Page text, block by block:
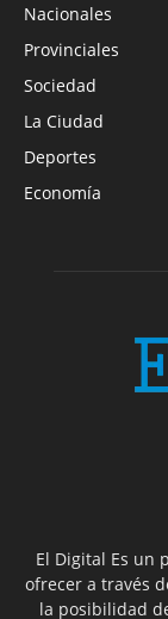
Nacionales
Provinciales
Sociedad
La Ciudad
Deportes
Economía
El Digital Es un
ofrecer a través
la posibilidad